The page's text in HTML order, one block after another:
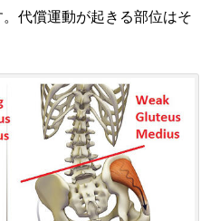
。代償運動が起きる部位はそ